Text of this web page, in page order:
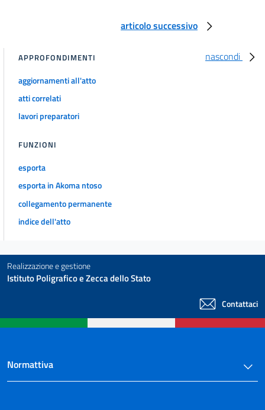
articolo successivo
nascondi
APPROFONDIMENTI
aggiornamenti all'atto
atti correlati
lavori preparatori
FUNZIONI
esporta
esporta in Akoma ntoso
collegamento permanente
indice dell'atto
Realizzazione e gestione
Istituto Poligrafico e Zecca dello Stato
Contattaci
Normattiva